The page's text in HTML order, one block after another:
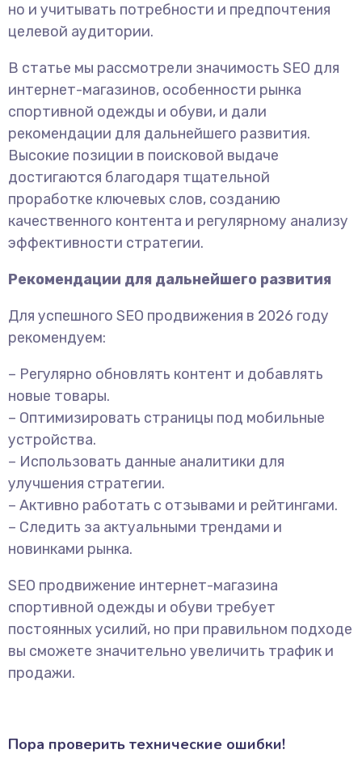
но и учитывать потребности и предпочтения
целевой аудитории.
В статье мы рассмотрели значимость SEO для
интернет-магазинов, особенности рынка
спортивной одежды и обуви, и дали
рекомендации для дальнейшего развития.
Высокие позиции в поисковой выдаче
достигаются благодаря тщательной
проработке ключевых слов, созданию
качественного контента и регулярному анализу
эффективности стратегии.
Рекомендации для дальнейшего развития
Для успешного SEO продвижения в 2026 году
рекомендуем:
– Регулярно обновлять контент и добавлять
новые товары.
– Оптимизировать страницы под мобильные
устройства.
– Использовать данные аналитики для
улучшения стратегии.
– Активно работать с отзывами и рейтингами.
– Следить за актуальными трендами и
новинками рынка.
SEO продвижение интернет-магазина
спортивной одежды и обуви требует
постоянных усилий, но при правильном подходе
вы сможете значительно увеличить трафик и
продажи.
Пора проверить технические ошибки!